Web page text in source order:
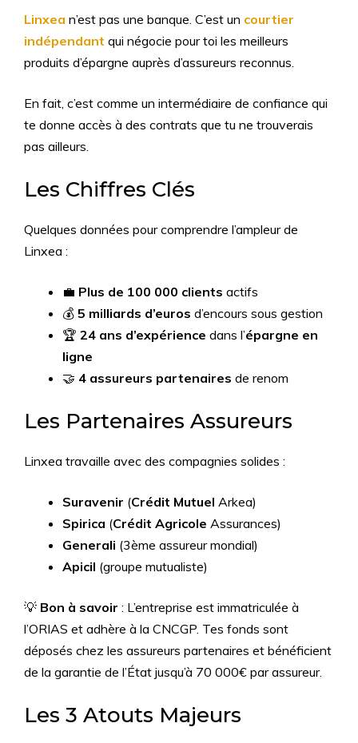
Linxea n’est pas une banque. C’est un courtier
indépendant qui négocie pour toi les meilleurs
produits d’épargne auprès d’assureurs reconnus.
En fait, c’est comme un intermédiaire de confiance qui
te donne accès à des contrats que tu ne trouverais
pas ailleurs.
Les Chiffres Clés
Quelques données pour comprendre l’ampleur de
Linxea :
💼 Plus de 100 000 clients actifs
💰 5 milliards d’euros d’encours sous gestion
🏆 24 ans d’expérience dans l’épargne en
ligne
🤝 4 assureurs partenaires de renom
Les Partenaires Assureurs
Linxea travaille avec des compagnies solides :
Suravenir (Crédit Mutuel Arkea)
Spirica (Crédit Agricole Assurances)
Generali (3ème assureur mondial)
Apicil (groupe mutualiste)
💡 Bon à savoir : L’entreprise est immatriculée à
l’ORIAS et adhère à la CNCGP. Tes fonds sont
déposés chez les assureurs partenaires et bénéficient
de la garantie de l’État jusqu’à 70 000€ par assureur.
Les 3 Atouts Majeurs